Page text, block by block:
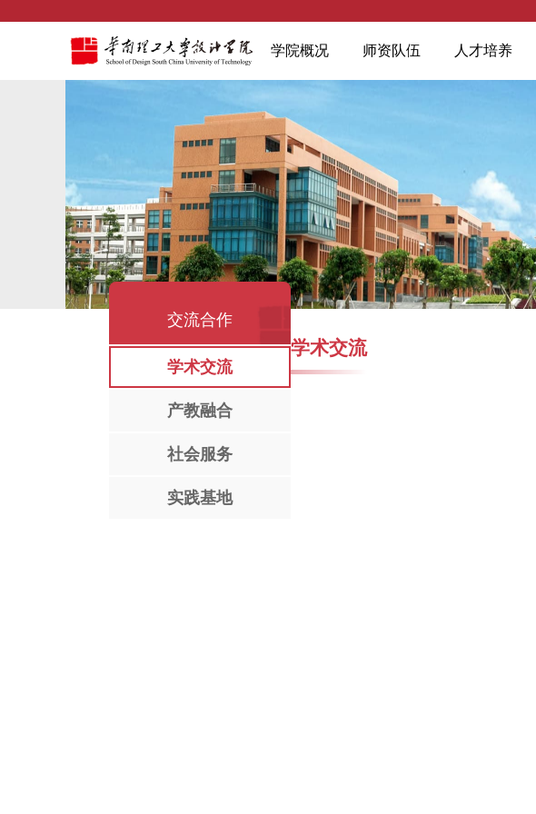
学院概况 师资队伍 人才培养
交流合作
学术交流
产教融合
社会服务
实践基地
学术交流